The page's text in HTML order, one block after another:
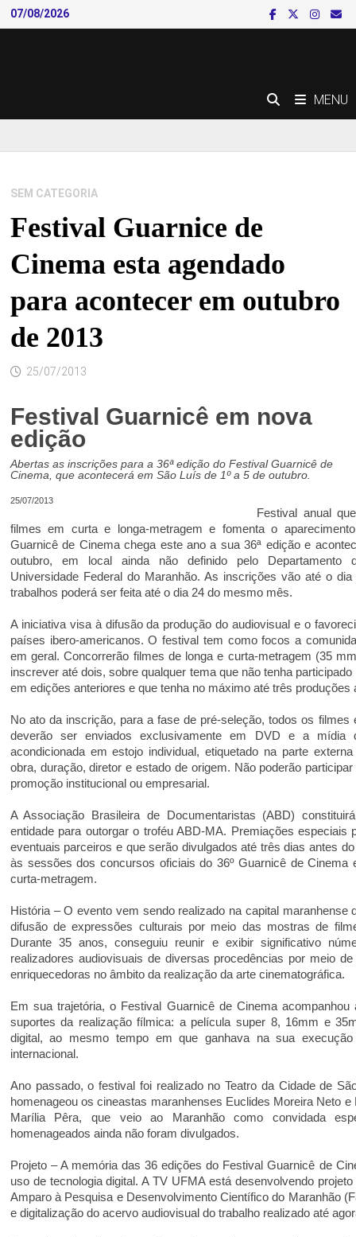
Skip
to
07/08/2026
MENU
SEM CATEGORIA
Festival Guarnice de
Cinema esta agendado
para acontecer em outubro
de 2013
25/07/2013
Festival Guarnicê em nova
edição
Abertas as inscrições para a 36ª edição do Festival Guarnicê de
Cinema, que acontecerá em São Luís de 1º a 5 de outubro.
25/07/2013
Festival anual
filmes em curta e longa-metragem e fomenta o
Guarnicê de Cinema chega este ano a sua 36ª edição e
outubro, em local ainda não definido pelo Departamento
Universidade Federal do Maranhão. As inscrições vão até o
trabalhos poderá ser feita até o dia 24 do mesmo mês.
A iniciativa visa à difusão da produção do audiovisual e o
países ibero-americanos. O festival tem como focos a
em geral. Concorrerão filmes de longa e curta-metragem (35
inscrever até dois, sobre qualquer tema que não tenha
em edições anteriores e que tenha no máximo até três produções
No ato da inscrição, para a fase de pré-seleção, todos os filmes
deverão ser enviados exclusivamente em DVD e a mídia
acondicionada em estojo individual, etiquetado na parte
obra, duração, diretor e estado de origem. Não poderão
promoção institucional ou empresarial.
A Associação Brasileira de Documentaristas (ABD)
entidade para outorgar o troféu ABD-MA. Premiações especiais
eventuais parceiros e que serão divulgados até três dias antes
às sessões dos concursos oficiais do 36º Guarnicê de Cinema
curta-metragem.
História – O evento vem sendo realizado na capital maranhense
difusão de expressões culturais por meio das mostras de
Durante 35 anos, conseguiu reunir e exibir significativo
realizadores audiovisuais de diversas procedências por meio
enriquecedoras no âmbito da realização da arte cinematográfica.
Em sua trajetória, o Festival Guarnicê de Cinema
suportes da realização fílmica: a película super 8, 16mm e
digital, ao mesmo tempo em que ganhava na sua
internacional.
Ano passado, o festival foi realizado no Teatro da Cidade de
homenageou os cineastas maranhenses Euclides Moreira Neto
Marília Pêra, que veio ao Maranhão como convidada
homenageados ainda não foram divulgados.
Projeto – A memória das 36 edições do Festival Guarnicê de
uso de tecnologia digital. A TV UFMA está desenvolvendo
Amparo à Pesquisa e Desenvolvimento Científico do Maranhão
e digitalização do acervo audiovisual do trabalho realizado até